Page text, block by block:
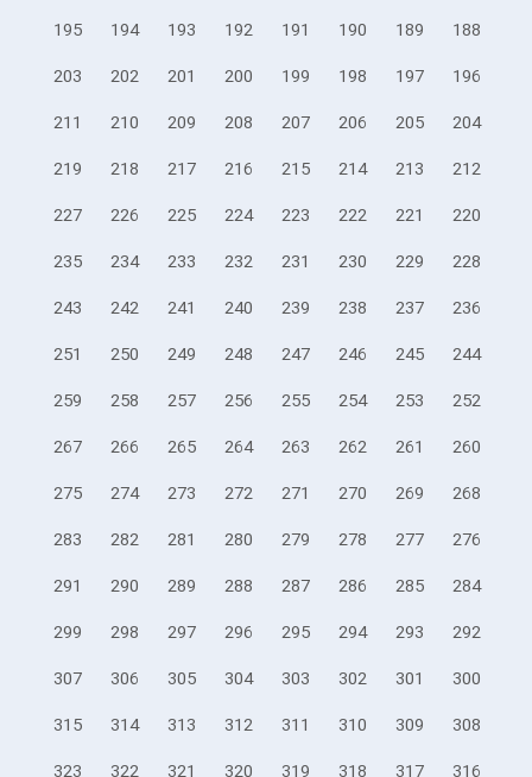
188
189
190
191
192
193
194
195
196
197
198
199
200
201
202
203
204
205
206
207
208
209
210
211
212
213
214
215
216
217
218
219
220
221
222
223
224
225
226
227
228
229
230
231
232
233
234
235
236
237
238
239
240
241
242
243
244
245
246
247
248
249
250
251
252
253
254
255
256
257
258
259
260
261
262
263
264
265
266
267
268
269
270
271
272
273
274
275
276
277
278
279
280
281
282
283
284
285
286
287
288
289
290
291
292
293
294
295
296
297
298
299
300
301
302
303
304
305
306
307
308
309
310
311
312
313
314
315